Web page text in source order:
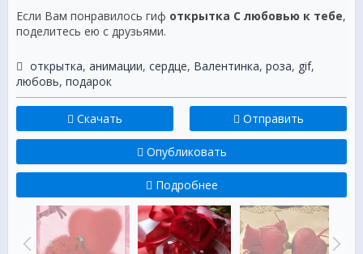
Если Вам понравилось гиф открытка С любовью к тебе,
поделитесь ею с друзьями.
открытка, анимации, сердце, Валентинка, роза, gif,
любовь, подарок
Скачать Отправить
Опубликовать
Подробнее